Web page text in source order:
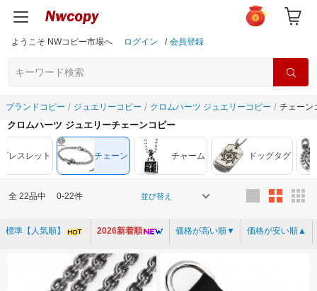
ようこそ NWコピー市場へ ログイン / 会員登録
ブランドコピー ジュエリーコピー クロムハーツ ジュエリーコピー チェーン
クロムハーツ ジュエリーチェーンコピー
ブレスレット チェーン チャーム ドッグタグ
全 22品中 0-22件 並び替え
標準【人気順】 2026新着順 価格が高い順▼ 価格が安い順▲